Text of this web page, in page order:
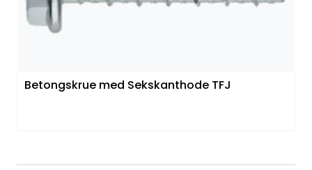
Betongskrue med Sekskanthode TFJ